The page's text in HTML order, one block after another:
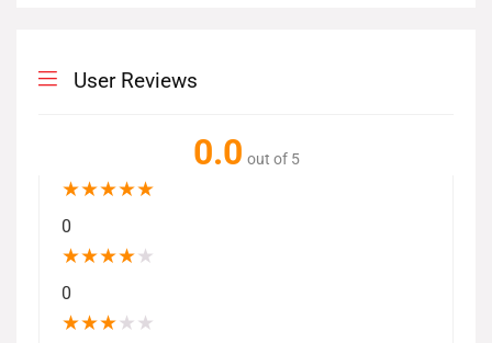
User Reviews
0.0 out of 5
★★★★★
0
★★★★★
0
★★★★ ★